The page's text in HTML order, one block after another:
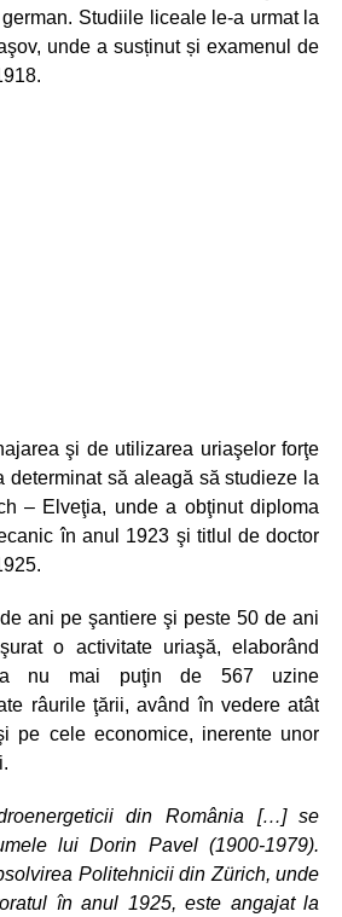
Studiile liceale le-a urmat la
unde a susținut și examenul de
şi de utilizarea uriaşelor forţe
determinat să aleagă să studieze la
– Elveţia, unde a obţinut diploma
în anul 1923 şi titlul de doctor
ani pe şantiere şi peste 50 de ani
o activitate uriaşă, elaborând
a nu mai puţin de 567 uzine
râurile ţării, având în vedere atât
pe cele economice, inerente unor
din România […] se
lui Dorin Pavel (1900-1979).
Politehnicii din Zürich, unde
în anul 1925, este angajat la